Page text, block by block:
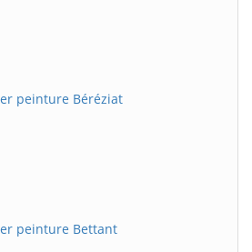
peinture Béréziat
peinture Bettant